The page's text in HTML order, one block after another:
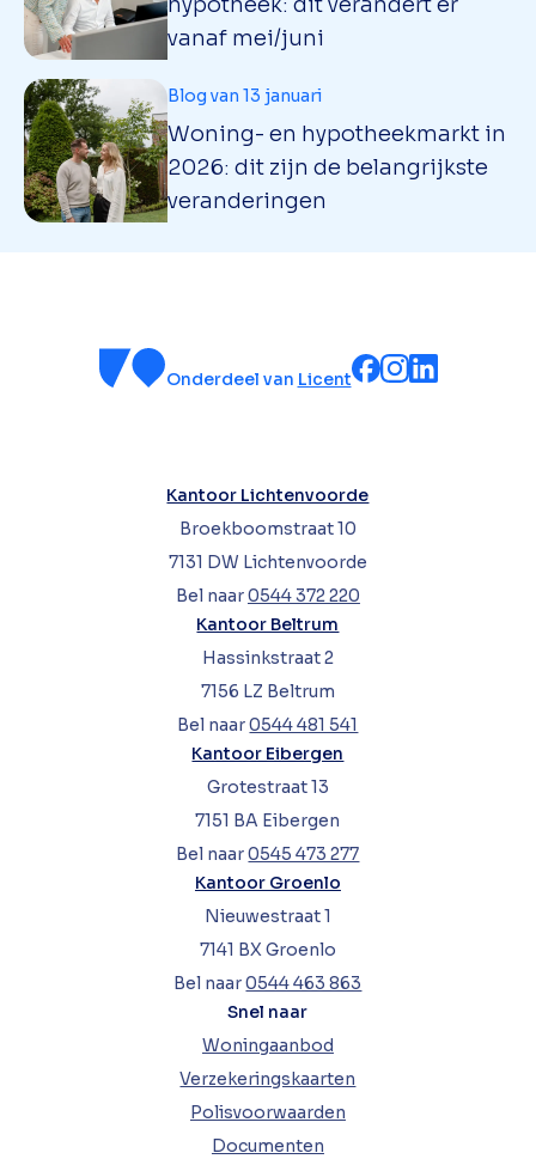
vanaf mei/juni
Woning- en hypotheekmarkt in
2026: dit zijn de belangrijkste
veranderingen
Blog van 13 januari
Onderdeel van Licent
Kantoor Lichtenvoorde
Broekboomstraat 10
7131 DW Lichtenvoorde
Bel naar0544 372 220
Kantoor Beltrum
Hassinkstraat 2
7156 LZ Beltrum
Bel naar0544 481 541
Kantoor Eibergen
Grotestraat 13
7151 BA Eibergen
Bel naar0545 473 277
Kantoor Groenlo
Nieuwestraat 1
7141 BX Groenlo
Bel naar0544 463 863
Snel naar
Woningaanbod
Verzekeringskaarten
Polisvoorwaarden
Documenten